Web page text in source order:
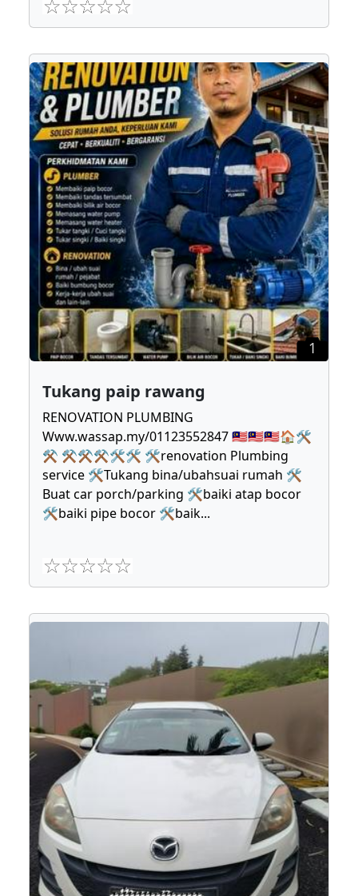
1
Tukang paip rawang
RENOVATION PLUMBING
Www.wassap.my/01123552847 🇲🇾🇲🇾🇲🇾🏠🛠
⚒ ⚒⚒⚒🛠🛠 🛠renovation Plumbing
service 🛠Tukang bina/ubahsuai rumah 🛠
Buat car porch/parking 🛠baiki atap bocor
🛠baiki pipe bocor 🛠baik...